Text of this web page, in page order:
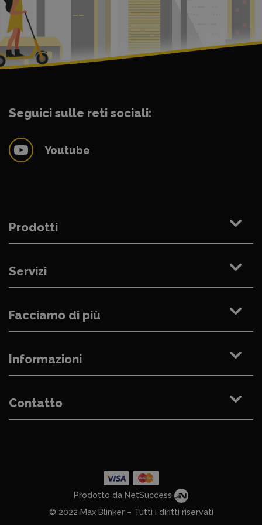
Seguici sulle reti sociali:
Youtube
Prodotti
Servizi
Facciamo di più
Informazioni
Contatto
Prodotto da NetSuccess
© 2022 Max Blinker – Tutti i diritti riservati